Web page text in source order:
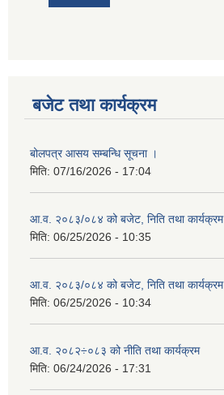
बजेट तथा कार्यक्रम
बोलपत्र आसय सम्बन्धि सूचना ।
मिति: 07/16/2026 - 17:04
आ.व. २०८३/०८४ को बजेट, निति तथा कार्यक्रम
मिति: 06/25/2026 - 10:35
आ.व. २०८३/०८४ को बजेट, निति तथा कार्यक्रम
मिति: 06/25/2026 - 10:34
आ.व. २०८२÷०८३ को नीति तथा कार्यक्रम
मिति: 06/24/2026 - 17:31